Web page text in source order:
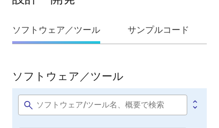
ーラ（GLCDC）の初期化と制御を簡素化する方法を説明し
確認が可能なサンプルプログラムを提供します。Smart
ConfiguratorやFITモジュールと連携し、グラフィカルな
関連ファイル：
サンプルコード
2020年4月7日
設
計・
発
ソフトウェア／ツール サンプルコード
ソ
フ
ト
ソフトウェア／ツール
Software